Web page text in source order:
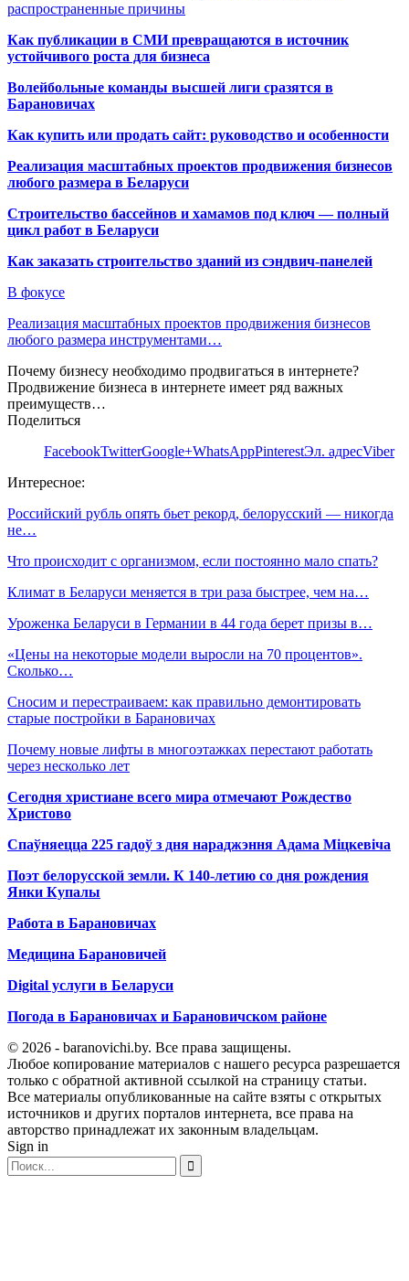
распространенные причины
Как публикации в СМИ превращаются в источник
устойчивого роста для бизнеса
Волейбольные команды высшей лиги сразятся в
Барановичах
Как купить или продать сайт: руководство и особенности
Реализация масштабных проектов продвижения бизнесов
любого размера в Беларуси
Строительство бассейнов и хамамов под ключ — полный
цикл работ в Беларуси
Как заказать строительство зданий из сэндвич-панелей
В фокусе
Реализация масштабных проектов продвижения бизнесов
любого размера инструментами…
Почему бизнесу необходимо продвигаться в интернете?
Продвижение бизнеса в интернете имеет ряд важных
преимуществ…
Поделиться
FacebookTwitterGoogle+WhatsAppPinterestЭл. адресViber
Интересное:
Российский рубль опять бьет рекорд, белорусский — никогда
не…
Что происходит с организмом, если постоянно мало спать?
Климат в Беларуси меняется в три раза быстрее, чем на…
Уроженка Беларуси в Германии в 44 года берет призы в…
«Цены на некоторые модели выросли на 70 процентов».
Сколько…
Сносим и перестраиваем: как правильно демонтировать
старые постройки в Барановичах
Почему новые лифты в многоэтажках перестают работать
через несколько лет
Сегодня христиане всего мира отмечают Рождество
Христово
Спаўняецца 225 гадоў з дня нараджэння Адама Міцкевіча
Поэт белорусской земли. К 140-летию со дня рождения
Янки Купалы
Работа в Барановичах
Медицина Барановичей
Digital услуги в Беларуси
Погода в Барановичах и Барановичском районе
© 2026 - baranovichi.by. Все права защищены.
Любое копирование материалов с нашего ресурса разрешается
только с обратной активной ссылкой на страницу статьи.
Все материалы опубликованные на сайте взяты с открытых
источников и других порталов интернета, все права на
авторство принадлежат их законным владельцам.
Sign in